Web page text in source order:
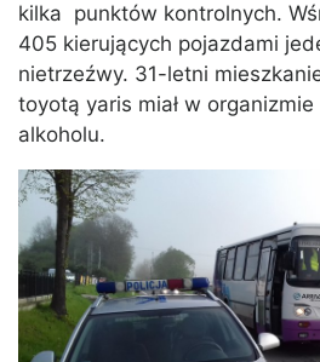
kilka punktów kontrolnych.
405 kierujących pojazdami
nietrzeźwy. 31-letni
toyotą yaris miał w
alkoholu.